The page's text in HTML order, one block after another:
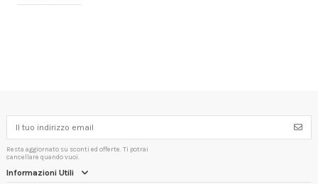
Resta aggiornato su sconti ed offerte. Ti potrai
cancellare quando vuoi.
Informazioni Utili